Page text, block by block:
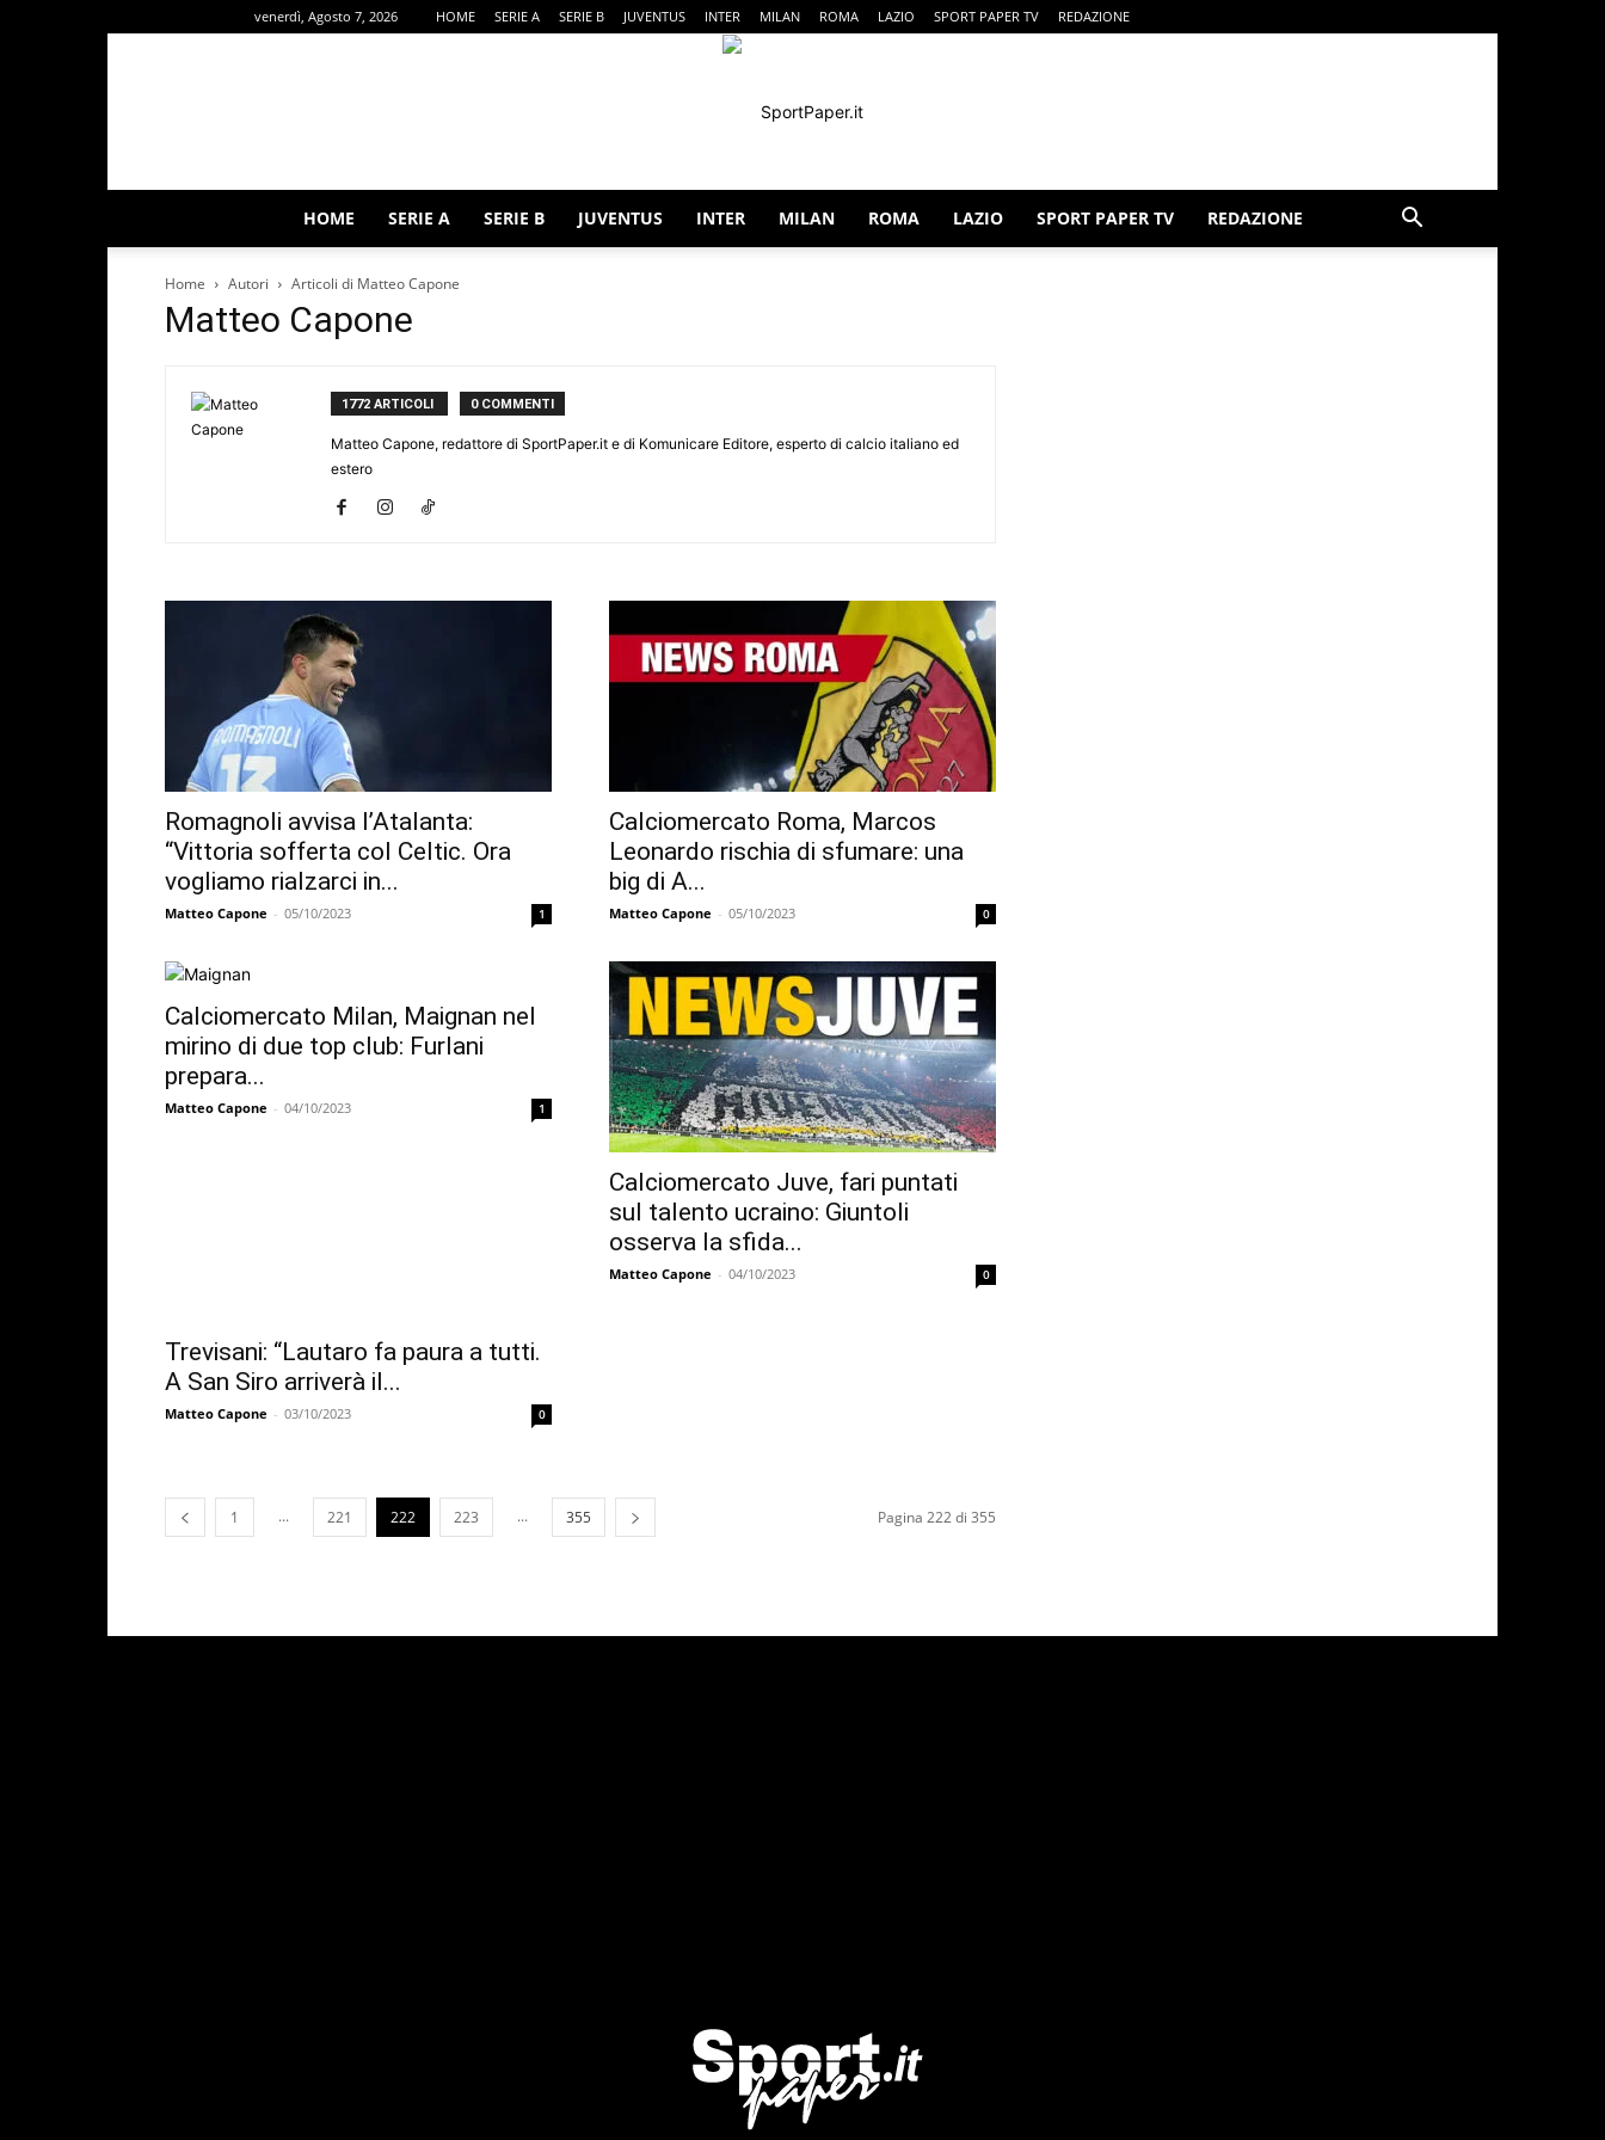
venerdì, Agosto 7, 2026 HOME SERIE A SERIE B JUVENTUS INTER MILAN ROMA LAZIO SPORT PAPER TV REDAZIONE
HOME SERIE A SERIE B JUVENTUS INTER MILAN ROMA LAZIO SPORT PAPER TV REDAZIONE
Home Autori Articoli di Matteo Capone
Matteo Capone
1772 ARTICOLI 0 COMMENTI
Matteo Capone, redattore di SportPaper.it e di Komunicare Editore, esperto di calcio italiano ed
estero
Romagnoli avvisa l’Atalanta:
“Vittoria sofferta col Celtic. Ora
vogliamo rialzarci in...
Matteo Capone - 05/10/2023 1
Calciomercato Roma, Marcos
Leonardo rischia di sfumare: una
big di A...
Matteo Capone - 05/10/2023 0
Calciomercato Milan, Maignan nel
mirino di due top club: Furlani
prepara...
Matteo Capone - 04/10/2023 1
Calciomercato Juve, fari puntati
sul talento ucraino: Giuntoli
osserva la sfida...
Matteo Capone - 04/10/2023 0
Trevisani: “Lautaro fa paura a tutti.
A San Siro arriverà il...
Matteo Capone - 03/10/2023 0
1 ... 221 222 223 ... 355 Pagina 222 di 355